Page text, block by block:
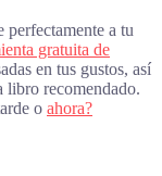
perfectamente a tu
gratuita de
en tus gustos, así
libro recomendado.
o ahora?